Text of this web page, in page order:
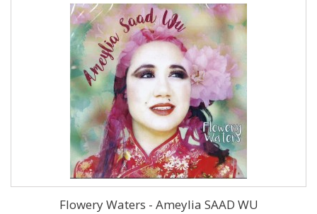
Flowery Waters - Ameylia SAAD WU